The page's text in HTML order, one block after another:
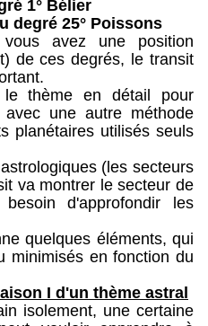
1° Bélier
degré 25° Poissons
avez une position
de ces degrés, le transit
thème en détail pour
une autre méthode
planétaires utilisés seuls
(les secteurs
va montrer le secteur de
d'approfondir les
quelques éléments, qui
minimisés en fonction du
I d'un thème astral
isolement, une certaine